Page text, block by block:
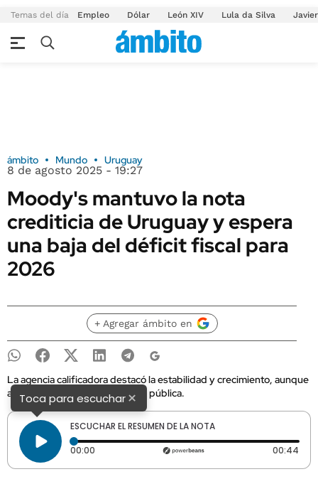
Temas del día Empleo Dólar León XIV Lula da Silva
ámbito Mundo Uruguay
8 de agosto 2025 - 19:27
Moody's mantuvo la nota
crediticia de Uruguay y espera
una baja del déficit fiscal para
2026
+ Agregar ámbito en
La agencia calificadora destacó la estabilidad y crecimiento, aunque
advirtió por el nivel de la deuda pública.
Toca para escuchar×
ESCUCHAR EL RESUMEN DE LA NOTA
00:00 Tiempo transcurrido: 0 segundos 00:44